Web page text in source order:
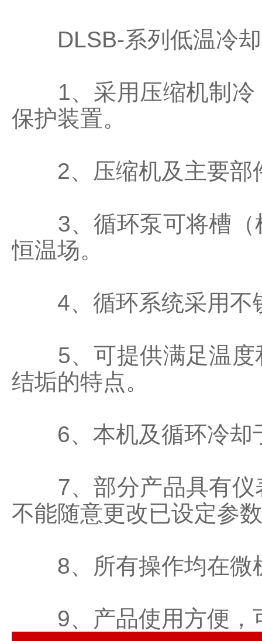
DLSB-系列低温冷却
1、采用压缩机制冷
保护装置。
2、压缩机及主要部
3、循环泵可将槽（
恒温场。
4、循环系统采用不锈
5、可提供满足温度
结垢的特点。
6、本机及循环冷却
7、部分产品具有仪
不能随意更改已设定参
8、所有操作均在微
9、产品使用方便，